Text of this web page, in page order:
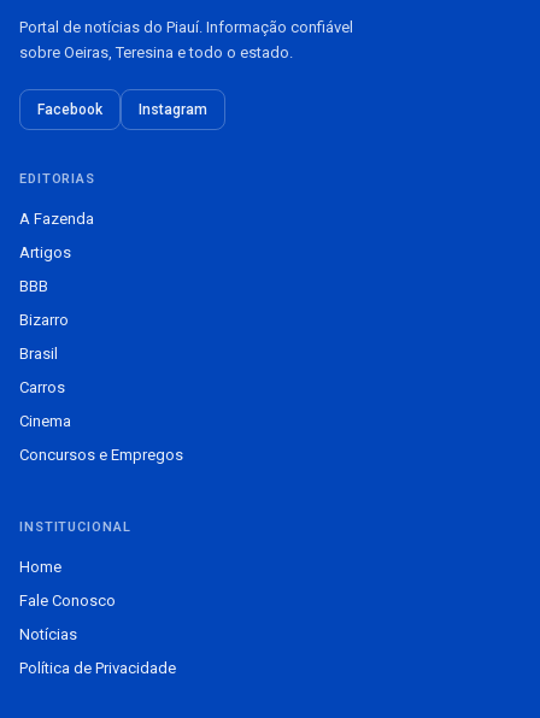
Portal de notícias do Piauí. Informação confiável
sobre Oeiras, Teresina e todo o estado.
Facebook Instagram
EDITORIAS
A Fazenda
Artigos
BBB
Bizarro
Brasil
Carros
Cinema
Concursos e Empregos
INSTITUCIONAL
Home
Fale Conosco
Notícias
Política de Privacidade